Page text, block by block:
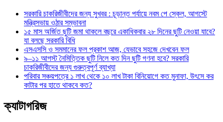
সরকারি চাকরিজীবীদের জন্য সুখবর : চূড়ান্ত পর্যায়ে নবম পে স্কেল, আগস্টে
মন্ত্রিসভায় ওঠার সম্ভাবনা
১৫ মাস অর্জিত ছুটি জমা থাকলে বছরে একাধিকবার ২৮ দিনের ছুটি নেওয়া যাবে?
যা বলছে সরকারি বিধি
এসএসসি ও সমমানের ফল প্রকাশ আজ, যেভাবে সহজে দেখবেন ফল
৯–১১ আগস্ট নৈমিত্তিক ছুটি নিলে কত দিন ছুটি গণনা হবে? সরকারি
চাকরিজীবীদের জন্য গুরুত্বপূর্ণ ব্যাখ্যা
পরিবার সঞ্চয়পত্রে ১ লাখ থেকে ১০ লাখ টাকা বিনিয়োগে কত মুনাফা, উৎসে কর
কাটার পর হাতে থাকবে কত?
ক্যাটাগরিজ